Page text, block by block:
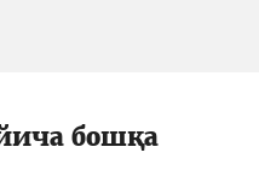
бошқа